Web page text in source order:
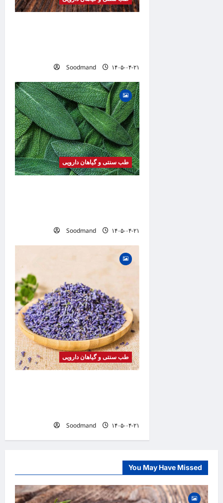
o
Soodmand ۱۴۰۵-۰۴-۲۱
طب سنتی و گیاهان دارویی
Soodmand ۱۴۰۵-۰۴-۲۱
طب سنتی و گیاهان دارویی
Soodmand ۱۴۰۵-۰۴-۲۱
You May Have Missed